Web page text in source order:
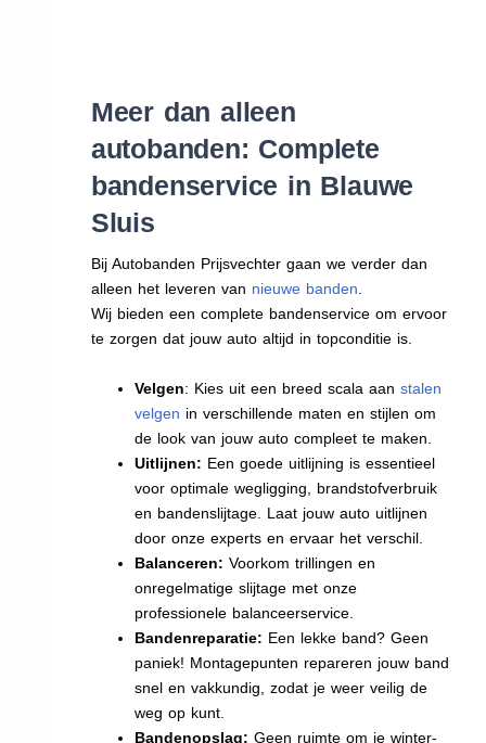
Meer dan alleen
autobanden: Complete
bandenservice in Blauwe
Sluis
Bij Autobanden Prijsvechter gaan we verder dan
alleen het leveren van nieuwe banden.
Wij bieden een complete bandenservice om ervoor
te zorgen dat jouw auto altijd in topconditie is.
Velgen: Kies uit een breed scala aan stalen
velgen in verschillende maten en stijlen om
de look van jouw auto compleet te maken.
Uitlijnen: Een goede uitlijning is essentieel
voor optimale wegligging, brandstofverbruik
en bandenslijtage. Laat jouw auto uitlijnen
door onze experts en ervaar het verschil.
Balanceren: Voorkom trillingen en
onregelmatige slijtage met onze
professionele balanceerservice.
Bandenreparatie: Een lekke band? Geen
paniek! Montagepunten repareren jouw band
snel en vakkundig, zodat je weer veilig de
weg op kunt.
Bandenopslag: Geen ruimte om je winter-